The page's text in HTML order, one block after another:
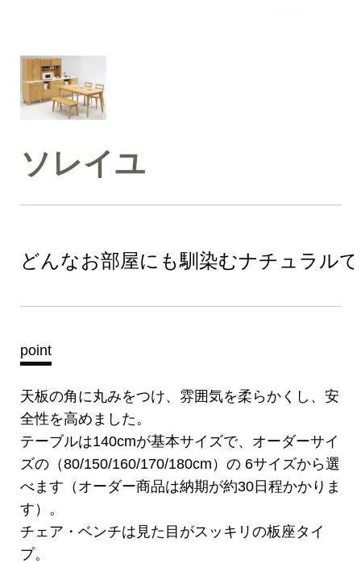
ソレイユ
どんなお部屋にも馴染むナチュラル
point
天板の角に丸みをつけ、雰囲気を柔らかくし、安
全性を高めました。
テーブルは140cmが基本サイズで、オーダーサイ
ズの（80/150/160/170/180cm）の 6サイズから選
べます（オーダー商品は納期が約30日程かかりま
す）。
チェア・ベンチは見た目がスッキリの板座タイ
プ。